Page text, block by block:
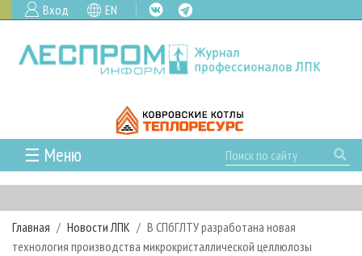
Вход EN
☰ Меню
ГЛАВНАЯ
РУБРИКИ И ТЕМЫ
РУБРИКИ ЖУРНАЛА
НОВОСТИ
Главная Новости ЛПК
В СПбГЛТУ разработана новая
технология производства микрокристаллической целлюлозы